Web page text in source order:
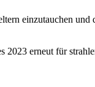
einzutauchen und
erneut für